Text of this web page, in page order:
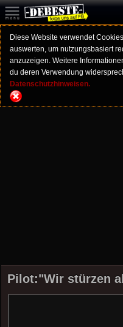
Diese Website verwendet
auswerten, um nutzungsbasiert
anzuzeigen. Weitere
du deren Verwendung
Datenschutzhinweisen.
Pilot:"Wir stürzen